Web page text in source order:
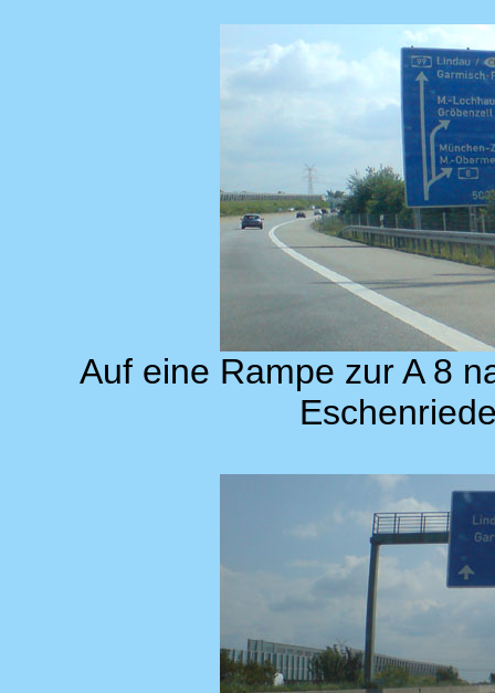
Auf eine Rampe zur A 8